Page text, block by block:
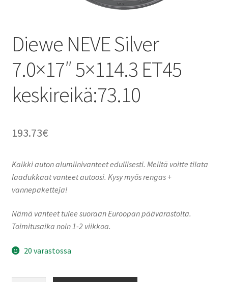
Diewe NEVE Silver
7.0×17″ 5×114.3 ET45
keskireikä:73.10
193.73€
Kaikki auton alumiinivanteet edullisesti. Meiltä voitte tilata
laadukkaat vanteet autoosi. Kysy myös rengas +
vannepaketteja!
Nämä vanteet tulee suoraan Euroopan päävarastolta.
Toimitusaika noin 1-2 viikkoa.
20 varastossa